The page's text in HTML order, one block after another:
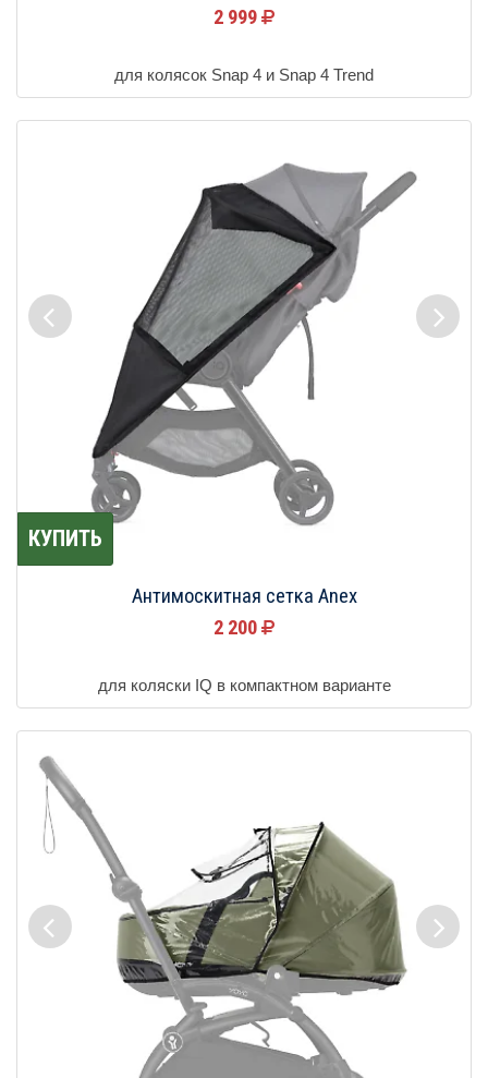
2 999
для колясок Snap 4 и Snap 4 Trend
КУПИТЬ
Антимоскитная сетка Anex
2 200
для коляски IQ в компактном варианте